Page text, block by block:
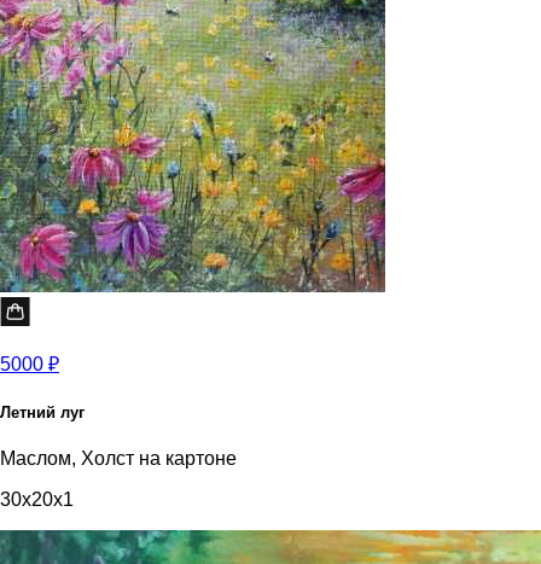
5000 ₽
Летний луг
Маслом, Холст на картоне
30x20x1